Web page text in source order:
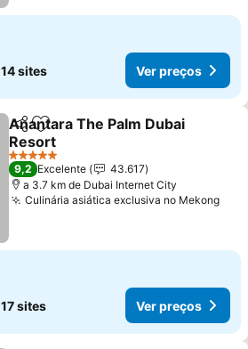
14 sites Ver preços
PartilharAdicionar aos favoritos
Anantara The Palm Dubai
Resort
Ver preços
5 Estrelas
9,2 Excelente
43.617
a 3.7 km de Dubai Internet City
Culinária asiática exclusiva no MekongVer
17 sites Ver preços